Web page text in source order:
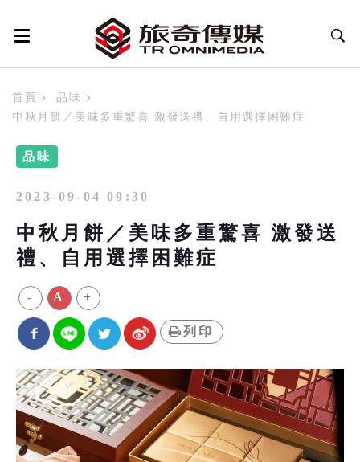
首頁
品味
中秋月餅／美味多重驚喜 激發送禮、自用選擇困難症
品味
2023-09-04 09:30
中秋月餅／美味多重驚喜 激發送
禮、自用選擇困難症
- A +
列印